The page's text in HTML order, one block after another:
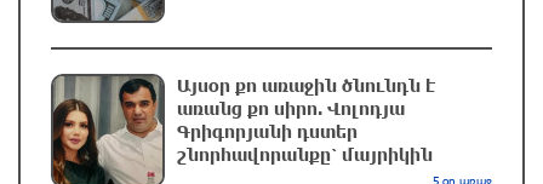
Գնաճային ռիսկերի, արտահանման
2 ժամ առաջ
Քաղաքական սուր կոնտրաստն ու
Այսօր քո առաջին ծնունդն է
առանց քո սիրո. Վոլոդյա
Գրիգորյանի դստեր
շնորհավորանքը՝ մայրիկին
5 օր առաջ